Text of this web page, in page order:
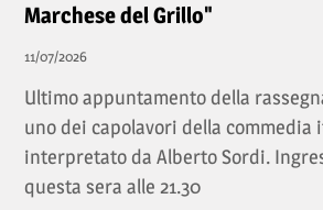
Marchese del Grillo"
11/07/2026
Ultimo appuntamento della
uno dei capolavori della commedia
interpretato da Alberto Sordi.
questa sera alle 21.30